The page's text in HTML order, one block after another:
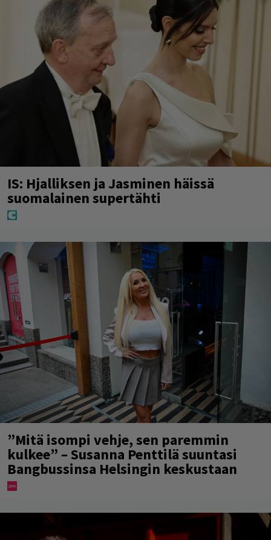
IS: Hjalliksen ja Jasminen häissä
suomalainen supertähti
”Mitä isompi vehje, sen paremmin
kulkee” – Susanna Penttilä suuntasi
Bangbussinsa Helsingin keskustaan